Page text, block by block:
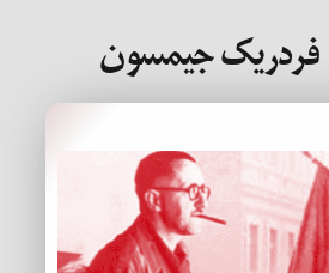
فردریک جیمسون